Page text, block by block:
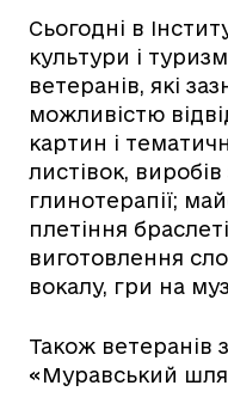
Сьогодні в
культури і
ветеранів, які
можливістю
картин і
листівок,
глинотерапії;
плетіння
виготовлення
вокалу, гри на
Також ветеранів
«Муравський